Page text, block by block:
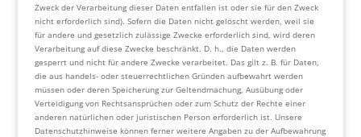
Zweck der Verarbeitung dieser Daten entfallen ist oder sie für den Zweck
nicht erforderlich sind). Sofern die Daten nicht gelöscht werden, weil sie
für andere und gesetzlich zulässige Zwecke erforderlich sind, wird deren
Verarbeitung auf diese Zwecke beschränkt. D. h., die Daten werden
gesperrt und nicht für andere Zwecke verarbeitet. Das gilt z. B. für Daten,
die aus handels- oder steuerrechtlichen Gründen aufbewahrt werden
müssen oder deren Speicherung zur Geltendmachung, Ausübung oder
Verteidigung von Rechtsansprüchen oder zum Schutz der Rechte einer
anderen natürlichen oder juristischen Person erforderlich ist. Unsere
Datenschutzhinweise können ferner weitere Angaben zu der Aufbewahrung